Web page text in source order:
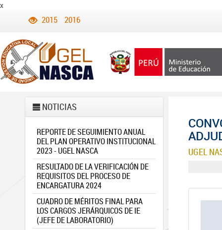
x
2015 2016
NOTICIAS
REPORTE DE SEGUIMIENTO ANUAL
DEL PLAN OPERATIVO INSTITUCIONAL
2023 - UGEL NASCA
RESULTADO DE LA VERIFICACIÓN DE
REQUISITOS DEL PROCESO DE
ENCARGATURA 2024
CUADRO DE MÉRITOS FINAL PARA
LOS CARGOS JERÁRQUICOS DE IE
(JEFE DE LABORATORIO)
UGEL